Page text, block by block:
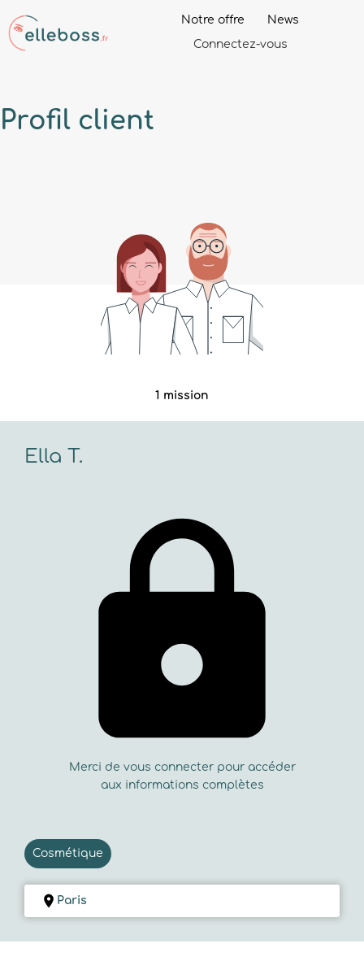
Notre offre
News
Connectez-vous
Profil client
1 mission
Ella T.
Merci de vous connecter pour accéder
aux informations complètes
Cosmétique
Paris